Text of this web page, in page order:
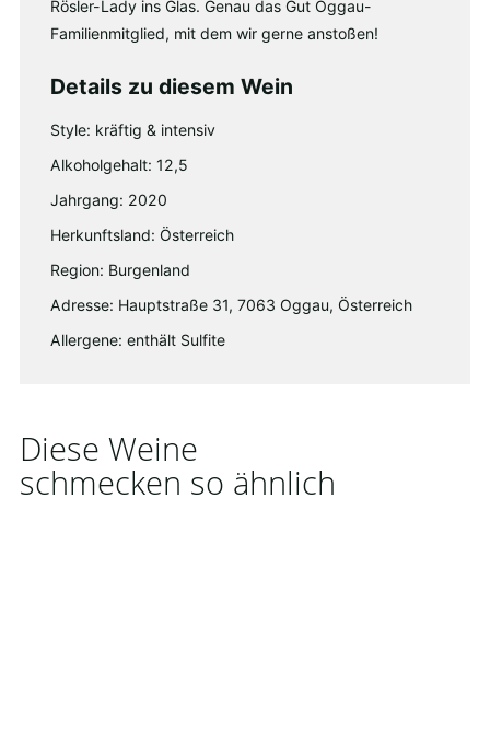
Rösler-Lady ins Glas. Genau das Gut Oggau-
Familienmitglied, mit dem wir gerne anstoßen!
Details zu diesem Wein
Style: kräftig & intensiv
Alkoholgehalt: 12,5
Jahrgang: 2020
Herkunftsland: Österreich
Region: Burgenland
Adresse: Hauptstraße 31, 7063 Oggau, Österreich
Allergene: enthält Sulfite
Diese Weine
schmecken so ähnlich